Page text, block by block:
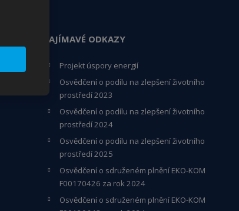
ZAJÍMAVÉ ODKAZY
Projekt úspory energií
Osvědčení o podílu na zlepšení životního
prostředí 2023
Osvědčení o podílu na zlepšení životního
prostředí 2024
Osvědčení o podílu na zlepšení životního
prostředí 2025
Osvědčení o sdruženém plnění EKO-KOM
F00170426 za rok 2024
Osvědčení o sdruženém plnění EKO-KOM